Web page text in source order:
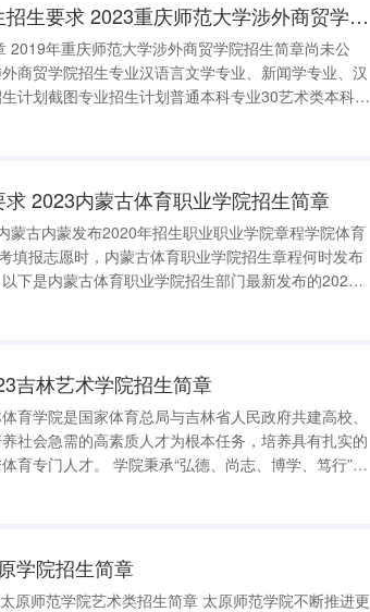
重庆师范大学涉外商贸学院体育生招生要求 2023重庆师范大学涉外商贸学院招生简章
年重庆师范大学涉外商贸学院招生简章尚未公
商贸学院招生专业汉语言文学专业、新闻学专业、汉
计划截图专业招生计划普通本科专业30艺术类本科专
大学涉外商贸学院助学政策按国家有关规定，在校
2023内蒙古体育职业学院招生简章
蒙古内蒙发布2020年招生职业职业学院章程学院体育
下是内蒙古体育职业学院招生部门最新发布的2020
。2020年内蒙古体育职业学院招生章程第一章总则
吉林艺术学院招生简章
育学院是国家体育总局与吉林省人民政府共建高校、
社会急需的高素质人才为根本任务，培养具有扎实的
育专门人才。 学院秉承“弘德、尚志、博学、笃行”校
心，以科研工作为支撑，不断推进学校体育事业全面
学院招生简章